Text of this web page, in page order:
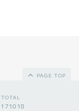
PAGE TOP
TOTAL